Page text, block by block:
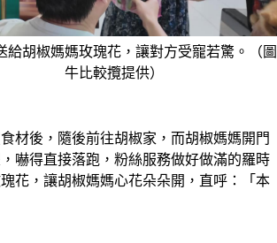
給胡椒媽媽玫瑰花，讓對方受寵若驚。（
牛比較攬提供）
材後，隨後前往胡椒家，而胡椒媽媽開門
嚇得直接落跑，粉絲服務做好做滿的羅時
花，讓胡椒媽媽心花朵朵開，直呼：「本